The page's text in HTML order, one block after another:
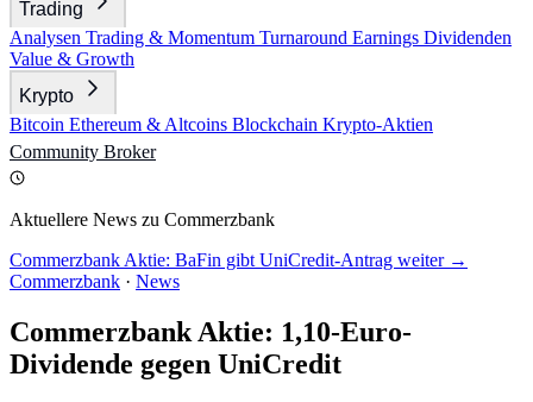
Trading
Analysen Trading & Momentum Turnaround Earnings Dividenden
Value & Growth
Krypto
Bitcoin Ethereum & Altcoins Blockchain Krypto-Aktien
Community Broker
Aktuellere News zu Commerzbank
Commerzbank Aktie: BaFin gibt UniCredit-Antrag weiter →
Commerzbank · News
Commerzbank Aktie: 1,10-Euro-
Dividende gegen UniCredit